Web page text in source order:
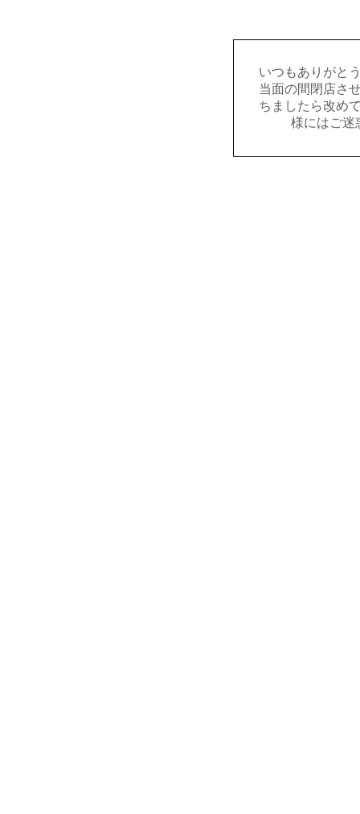
いつもありがと
当面の間閉店さ
ちましたら改め
様にはご迷